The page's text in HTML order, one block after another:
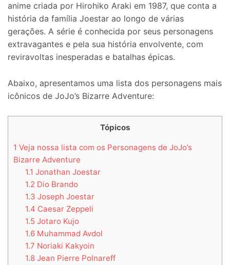
anime criada por Hirohiko Araki em 1987, que conta a
história da família Joestar ao longo de várias
gerações. A série é conhecida por seus personagens
extravagantes e pela sua história envolvente, com
reviravoltas inesperadas e batalhas épicas.
Abaixo, apresentamos uma lista dos personagens mais
icônicos de JoJo’s Bizarre Adventure:
Tópicos
1 Veja nossa lista com os Personagens de JoJo’s
Bizarre Adventure
1.1 Jonathan Joestar
1.2 Dio Brando
1.3 Joseph Joestar
1.4 Caesar Zeppeli
1.5Jotaro Kujo
1.6Muhammad Avdol
1.7 Noriaki Kakyoin
1.8Jean Pierre Polnareff